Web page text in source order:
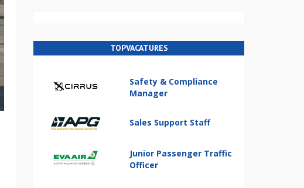
TOPVACATURES
Safety & Compliance
Manager
Sales Support Staff
Junior Passenger Traffic
Officer